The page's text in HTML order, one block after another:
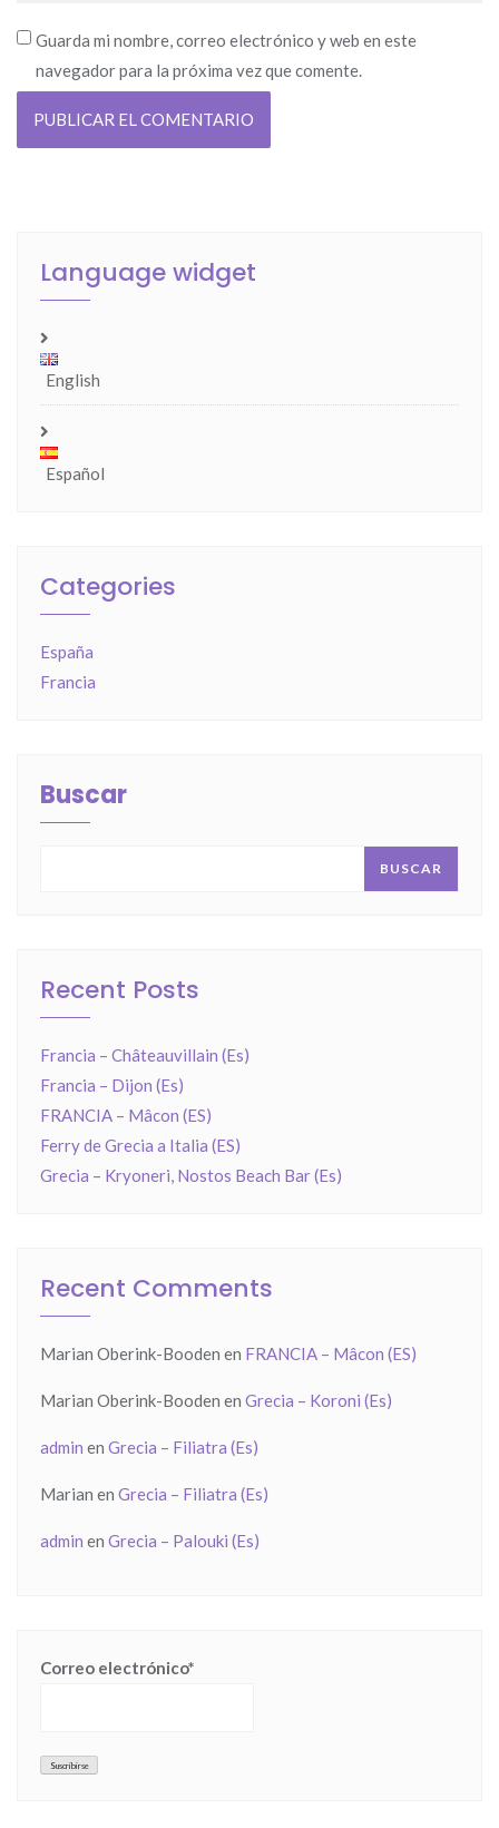
Guarda mi nombre, correo electrónico y web en este
navegador para la próxima vez que comente.
Language widget
English
Español
Categories
España
Francia
Buscar
BUSCAR
Recent Posts
Francia – Châteauvillain (Es)
Francia – Dijon (Es)
FRANCIA – Mâcon (ES)
Ferry de Grecia a Italia (ES)
Grecia – Kryoneri, Nostos Beach Bar (Es)
Recent Comments
Marian Oberink-Booden en FRANCIA – Mâcon (ES)
Marian Oberink-Booden en Grecia – Koroni (Es)
admin en Grecia – Filiatra (Es)
Marian en Grecia – Filiatra (Es)
admin en Grecia – Palouki (Es)
Correo electrónico*